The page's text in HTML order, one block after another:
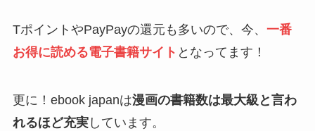
TポイントやPayPayの還元も多いので、今、 一番
お得に読める電子書籍サイト となってます！
更に！ebook japanは漫画の書籍数は最大級と言わ
れるほど充実しています。